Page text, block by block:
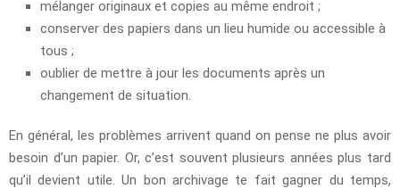
mélanger originaux et copies au même endroit ;
conserver des papiers dans un lieu humide ou accessible à
tous ;
oublier de mettre à jour les documents après un
changement de situation.
En général, les problèmes arrivent quand on pense ne plus avoir
besoin d’un papier. Or, c’est souvent plusieurs années plus tard
qu’il devient utile. Un bon archivage te fait gagner du temps,